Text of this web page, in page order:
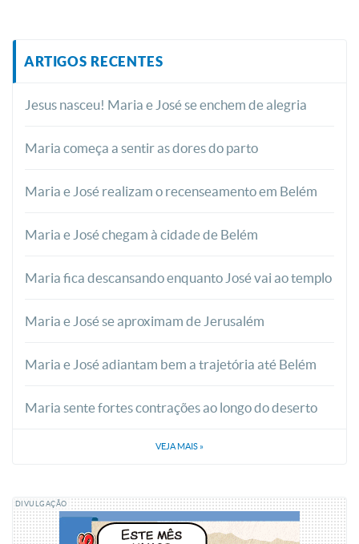
ARTIGOS RECENTES
Jesus nasceu! Maria e José se enchem de alegria
Maria começa a sentir as dores do parto
Maria e José realizam o recenseamento em Belém
Maria e José chegam à cidade de Belém
Maria fica descansando enquanto José vai ao templo
Maria e José se aproximam de Jerusalém
Maria e José adiantam bem a trajetória até Belém
Maria sente fortes contrações ao longo do deserto
VEJA MAIS »
DIVULGAÇÃO